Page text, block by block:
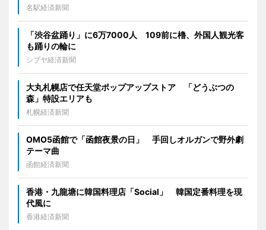
名駅経済新聞
「渋谷盆踊り」に6万7000人 109前に櫓、外国人観光客
も踊りの輪に
シブヤ経済新聞
大丸札幌店で任天堂ポップアップストア 「どうぶつの
森」特設エリアも
札幌経済新聞
OMO5函館で「函館夜景の日」 手回しオルガンで野外劇
テーマ曲
函館経済新聞
香港・九龍塘に韓国料理店「Social」 韓国定番料理を現
代風に
香港経済新聞